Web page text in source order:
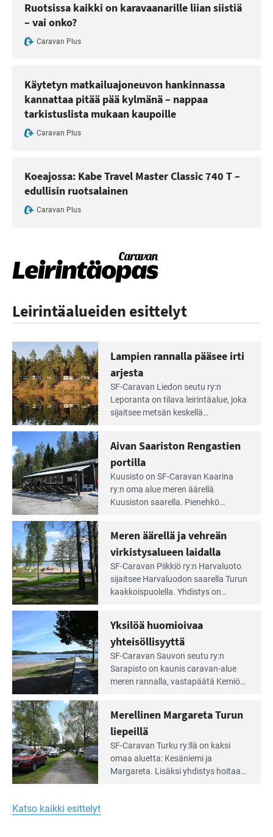
Ruotsissa kaikki on karavaanarille liian siistiä
– vai onko?
Caravan Plus
Käytetyn matkailuajoneuvon hankinnassa
kannattaa pitää pää kylmänä – nappaa
tarkistuslista mukaan kaupoille
Caravan Plus
Koeajossa: Kabe Travel Master Classic 740 T –
edullisin ruotsalainen
Caravan Plus
Leirintäalueiden esittelyt
Lue
Leirintäoppaan
artikkeli:
Lampien
rannalla
pääsee
irti
arjesta
Lampien rannalla pääsee irti
arjesta
SF-Caravan Liedon seutu ry:n
Leporanta on tilava leirintäalue, joka
sijaitsee metsän kes­kellä
tarjoaa ympäris­töineen kauniit
maisemat ja loistavat virkistäytymis­
mahdollisuudet.
Lue
Leirintäoppaan
artikkeli:
Aivan
Saariston
Rengastien
portilla
Aivan Saariston Rengastien
portilla
Kuusisto on SF-Caravan Kaarina
ry:n oma alue meren äärellä
Kuusiston saarella. Pie­nehkö
Lue
Leirintäoppaan
artikkeli:
Meren
äärellä
ja
vehreän
virkistysalueen
laidalla
Meren äärellä ja vehreän
virkistysalueen laidalla
SF-Caravan Piikkiö ry:n Harvaluoto
sijait­see Harvaluodon saarella Turun
kaakkois­puolella. Yhdistys on
virkistysalueesta.
Lue
Leirintäoppaan
artikkeli:
Yksilöä
huomioivaa
yhteisöllisyyttä
Yksilöä huomioivaa
yhteisöllisyyttä
SF-Caravan Sauvon seutu ry:n
Sarapisto on kaunis caravan-alue
meren rannalla, vasta­päätä Kemiön
kymmenen paikkaa ilman sähköä.
Lue
Leirintäoppaan
artikkeli:
Merellinen
Turun
liepeillä
Merellinen Margareta Turun
liepeillä
SF-Caravan Turku ry:llä on kaksi
omaa aluet­ta: Kesäniemi ja
Margareta. Lisäksi yhdis­tys hoitaa
Katso kaikki esittelyt